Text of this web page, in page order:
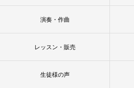
演奏・作曲
レッスン・販売
生徒様の声